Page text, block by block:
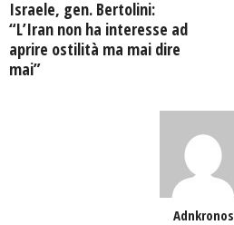
Israele, gen. Bertolini:
“L’Iran non ha interesse ad
aprire ostilità ma mai dire
mai”
Adnkronos